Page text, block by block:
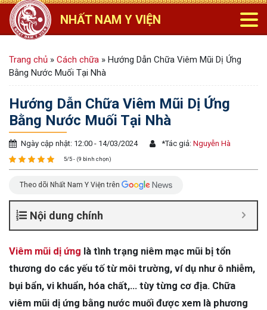
NHẤT NAM Y VIỆN
Trang chủ » Cách chữa » Hướng Dẫn Chữa Viêm Mũi Dị Ứng
Bằng Nước Muối Tại Nhà
Hướng Dẫn Chữa Viêm Mũi Dị Ứng
Bằng Nước Muối Tại Nhà
Ngày cập nhật: 12:00 - 14/03/2024 *Tác giả: Nguyễn Hà
5/5 - (9 bình chọn)
Theo dõi Nhất Nam Y Viện trên
Nội dung chính
Viêm mũi dị ứng là tình trạng niêm mạc mũi bị tổn
thương do các yếu tố từ môi trường, ví dụ như ô nhiễm,
bụi bẩn, vi khuẩn, hóa chất,… tùy từng cơ địa. Chữa
viêm mũi dị ứng bằng nước muối được xem là phương